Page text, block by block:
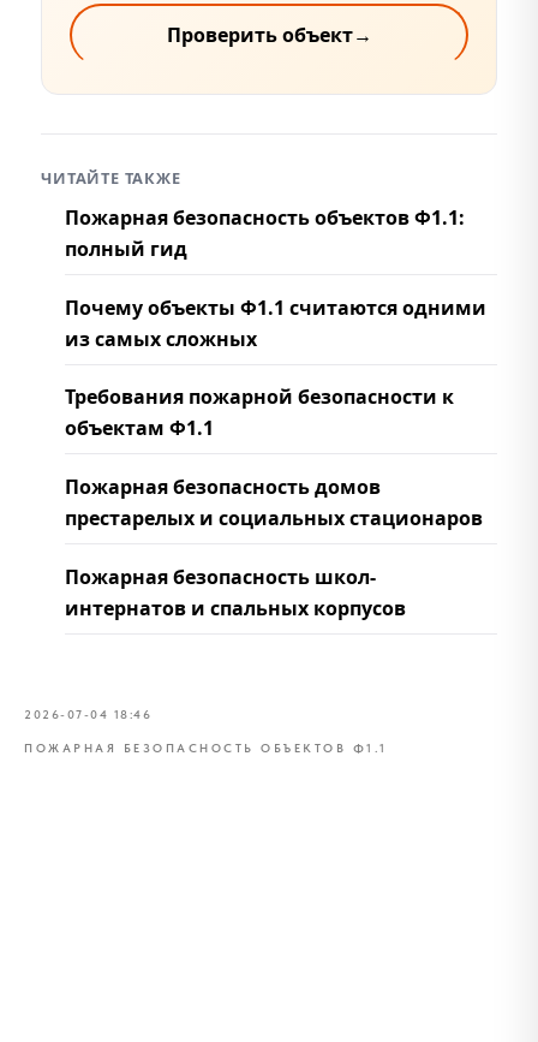
Проверить объект→
ЧИТАЙТЕ ТАКЖЕ
Пожарная безопасность объектов Ф1.1:
полный гид
Почему объекты Ф1.1 считаются одними
из самых сложных
Требования пожарной безопасности к
объектам Ф1.1
Пожарная безопасность домов
престарелых и социальных стационаров
Пожарная безопасность школ-
интернатов и спальных корпусов
2026-07-04 18:46
ПОЖАРНАЯ БЕЗОПАСНОСТЬ ОБЪЕКТОВ Ф1.1